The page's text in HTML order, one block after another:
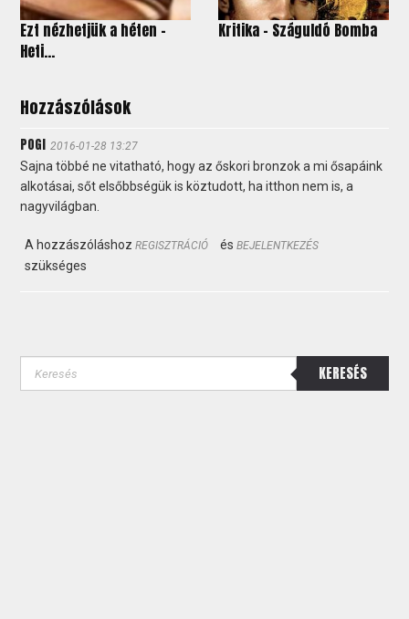
Ezt nézhetjük a héten -
Heti...
Kritika – Száguldó Bomba
Hozzászólások
POGI 2016-01-28 13:27
Sajna többé ne vitatható, hogy az őskori bronzok a mi ősapáink
alkotásai, sőt elsőbbségük is köztudott, ha itthon nem is, a
nagyvilágban.
A hozzászóláshozREGISZTRÁCIÓ ésBEJELENTKEZÉS
szükséges
KERESÉS